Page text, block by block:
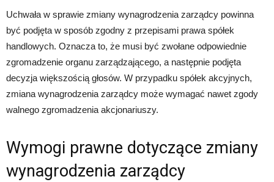
Uchwała w sprawie zmiany wynagrodzenia zarządcy powinna
być podjęta w sposób zgodny z przepisami prawa spółek
handlowych. Oznacza to, że musi być zwołane odpowiednie
zgromadzenie organu zarządzającego, a następnie podjęta
decyzja większością głosów. W przypadku spółek akcyjnych,
zmiana wynagrodzenia zarządcy może wymagać nawet zgody
walnego zgromadzenia akcjonariuszy.
Wymogi prawne dotyczące zmiany
wynagrodzenia zarządcy